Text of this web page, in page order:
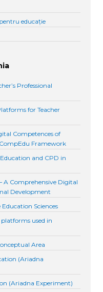
educație
Professional
for Teacher
Competences of
Framework
and CPD in
A Comprehensive Digital
Development
Sciences
used in
Area
(Ariadna
(Ariadna Experiment)